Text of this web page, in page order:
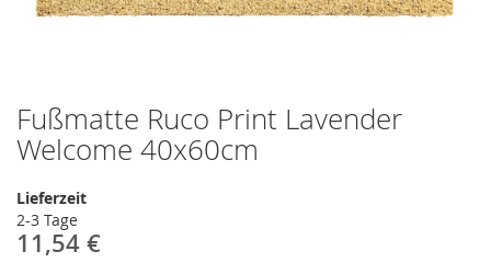
Fußmatte Ruco Print Lavender
Welcome 40x60cm
Lieferzeit
2-3 Tage
11,54 €
Zum
Anfang
der
springen